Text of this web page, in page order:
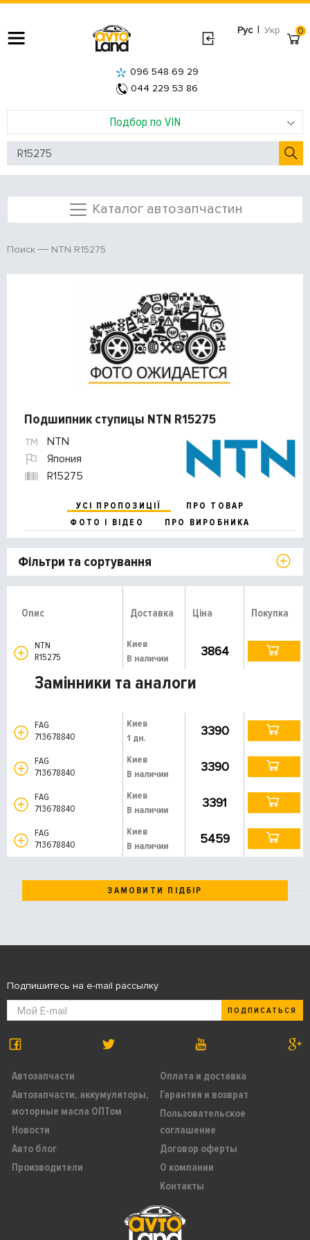
Рус | Укр
Подбор по VIN
096 548 69 29
044 229 53 86
0
Каталог автозапчастин
Поиск NTN R15275
Подшипник ступицы NTN R15275
NTN
Япония
R15275
УСІ ПРОПОЗИЦІЇ
ПРО ТОВАР
ФОТО І ВІДЕО
ПРО ВИРОБНИКА
Фільтри та сортування
Опис Доставка Ціна Покупка
NTN
R15275
Киев
В наличии
3864
Замінники та аналоги
FAG
713678840
Киев
1 дн.
3390
FAG
713678840
Киев
В наличии
3390
FAG
713678840
Киев
В наличии
3391
FAG
713678840
Киев
В наличии
5459
ЗАМОВИТИ ПІДБІР
Автозапчасти
Автозапчасти, аккумуляторы,
моторные масла ОПТом
Новости
Авто блог
Производители
Оплата и доставка
Гарантия и возврат
Пользовательское
соглашение
Договор оферты
О компании
Контакты
Подпишитесь на e-mail рассылку
ПОДПИСАТЬСЯ